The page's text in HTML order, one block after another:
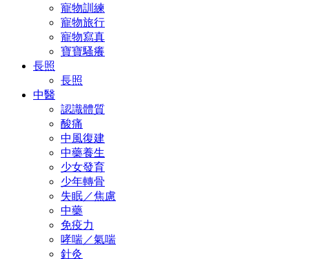
寵物訓練
寵物旅行
寵物寫真
寶寶騷癢
長照
長照
中醫
認識體質
酸痛
中風復建
中藥養生
少女發育
少年轉骨
失眠／焦慮
中藥
免疫力
哮喘／氣喘
針灸